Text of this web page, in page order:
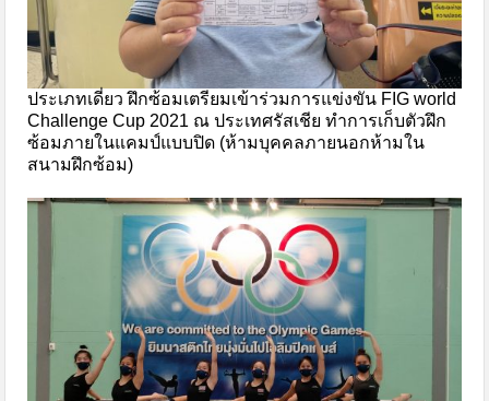
ประเภทเดี่ยว ฝึกซ้อมเตรียมเข้าร่วมการแข่งขัน FIG world
Challenge Cup 2021 ณ ประเทศรัสเชีย ทำการเก็บตัวฝึก
ซ้อมภายในแคมป์แบบปิด (ห้ามบุคคลภายนอกห้ามใน
สนามฝึกซ้อม)